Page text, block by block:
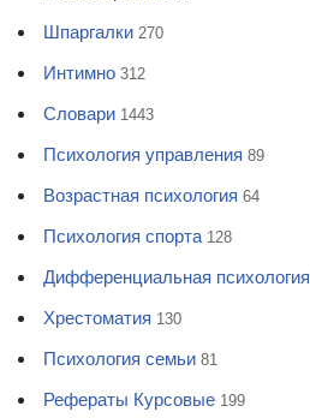
Шпаргалки 270
Интимно 312
Словари 1443
Психология управления 89
Возрастная психология 64
Психология спорта 128
Дифференциальная психология
Хрестоматия 130
Психология семьи 81
Рефераты Курсовые 199